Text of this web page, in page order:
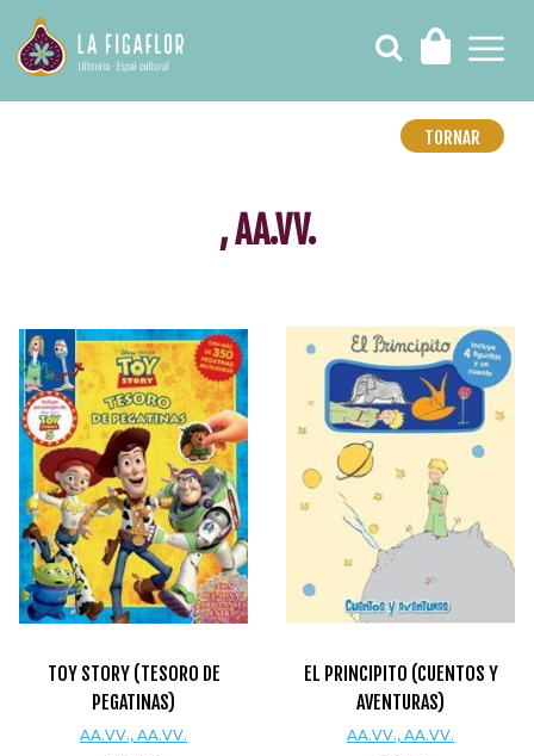
TORNAR
, AA.VV.
TOY STORY (TESORO DE
PEGATINAS)
AA.VV., AA.VV.
EL PRINCIPITO (CUENTOS Y
AVENTURAS)
AA.VV., AA.VV.